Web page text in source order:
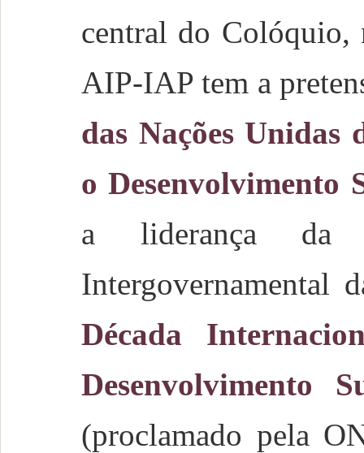
central do Colóquio,
AIP-IAP tem a
das Nações Unidas
o Desenvolvimento
a liderança da
Intergovernamental
Década
Desenvolvimento
(proclamado pela